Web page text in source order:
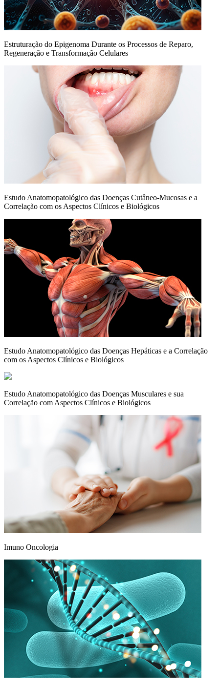
Estruturação do Epigenoma Durante os Processos de Reparo,
Regeneração e Transformação Celulares
Estudo Anatomopatológico das Doenças Cutâneo-Mucosas e a
Correlação com os Aspectos Clínicos e Biológicos
Estudo Anatomopatológico das Doenças Hepáticas e a Correlação
com os Aspectos Clínicos e Biológicos
Estudo Anatomopatológico das Doenças Musculares e sua
Correlação com Aspectos Clínicos e Biológicos
Imuno Oncologia